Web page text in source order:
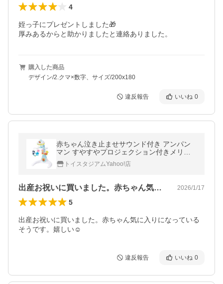
4
姪っ子にプレゼントしました🎁
厚みあるからと助かりましたと連絡ありました。
購入した商品
デザイン/2.クマ×数字、サイズ/200x180
違反報告 いいね 0
赤ちゃん泣き止ませサウンド付き アンパン
マン すやすやプロジェクション付きメリ
ー 送料無料
トイスタジアムYahoo!店
出産お祝いに買いました。赤ちゃん気に入… 2026/1/17
5
出産お祝いに買いました。赤ちゃん気に入りになっている
そうです。嬉しい☺️
違反報告 いいね 0